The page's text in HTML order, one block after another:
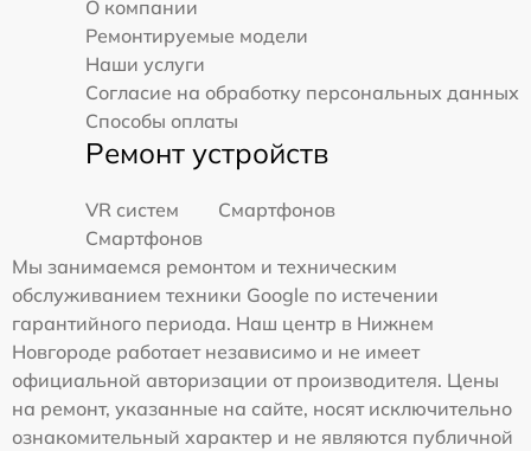
О компании
Ремонтируемые модели
Наши услуги
Согласие на обработку персональных данных
Способы оплаты
Ремонт устройств
VR систем
Смартфонов
Смартфонов
Мы занимаемся ремонтом и техническим
обслуживанием техники Google по истечении
гарантийного периода. Наш центр в Нижнем
Новгороде работает независимо и не имеет
официальной авторизации от производителя. Цены
на ремонт, указанные на сайте, носят исключительно
ознакомительный характер и не являются публичной